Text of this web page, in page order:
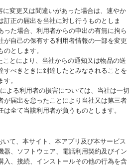
変更又は間違いがあった場合は、速やか
訂正の届出を当社に対し行うものとしま
った場合、利用者からの申出の有無に拘ら
が自己の保有する利用者情報の一部を変更
とします。
とにより、当社からの通知又は物品の送
すべきときに到達したとみなされることを
。
よる利用者の損害については、当社は一切
が届出を怠ったことにより当社又は第三者
全て当該利用者が負うものとします。
て、本サイト、本アプリ及び本サービス
器、ソフトウェア、電話利用契約及びイン
入、接続、インストールその他の行為を含